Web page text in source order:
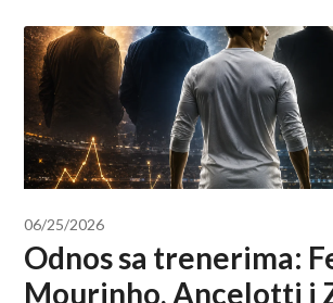
06/25/2026
Odnos sa trenerima:
Mourinho, Ancelotti i